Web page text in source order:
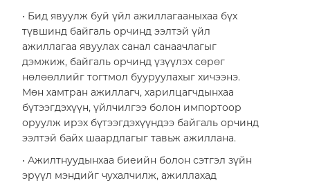
• Бид явуулж буй үйл ажиллагааныхаа бүх
түвшинд байгаль орчинд ээлтэй үйл
ажиллагаа явуулах санал санаачлагыг
дэмжиж, байгаль орчинд үзүүлэх сөрөг
нөлөөллийг тогтмол бууруулахыг хичээнэ.
Мөн хамтран ажиллагч, харилцагчдынхаа
бүтээгдэхүүн, үйлчилгээ болон импортоор
оруулж ирэх бүтээгдэхүүндээ байгаль орчинд
ээлтэй байх шаардлагыг тавьж ажиллана.
• Ажилтнуудынхаа биеийн болон сэтгэл зүйн
эрүүл мэндийг чухалчилж, ажиллахад